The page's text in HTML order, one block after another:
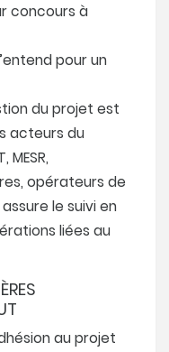
concours à
pour un
du projet est
acteurs du
opérateurs de
le suivi en
liées au
au projet